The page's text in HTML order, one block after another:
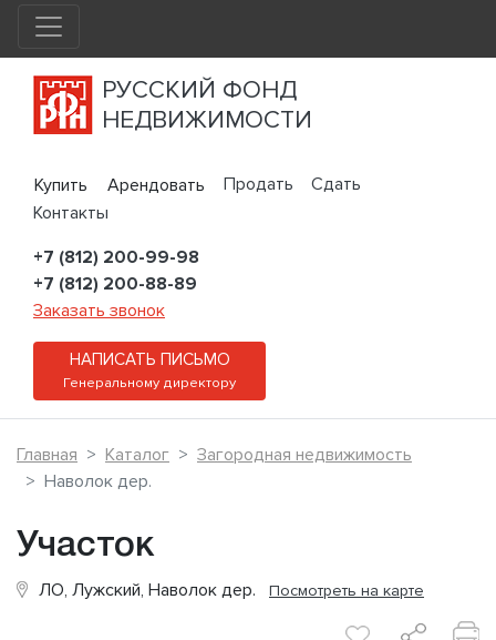
РУССКИЙ ФОНД
НЕДВИЖИМОСТИ
Купить Арендовать Продать
Сдать
Контакты
+7 (812) 200-99-98
+7 (812) 200-88-89
Заказать звонок
НАПИСАТЬ ПИСЬМО
Генеральному директору
Главная Каталог
Загородная недвижимость
Наволок дер.
Участок
ЛО, Лужский, Наволок дер. Посмотреть на карте